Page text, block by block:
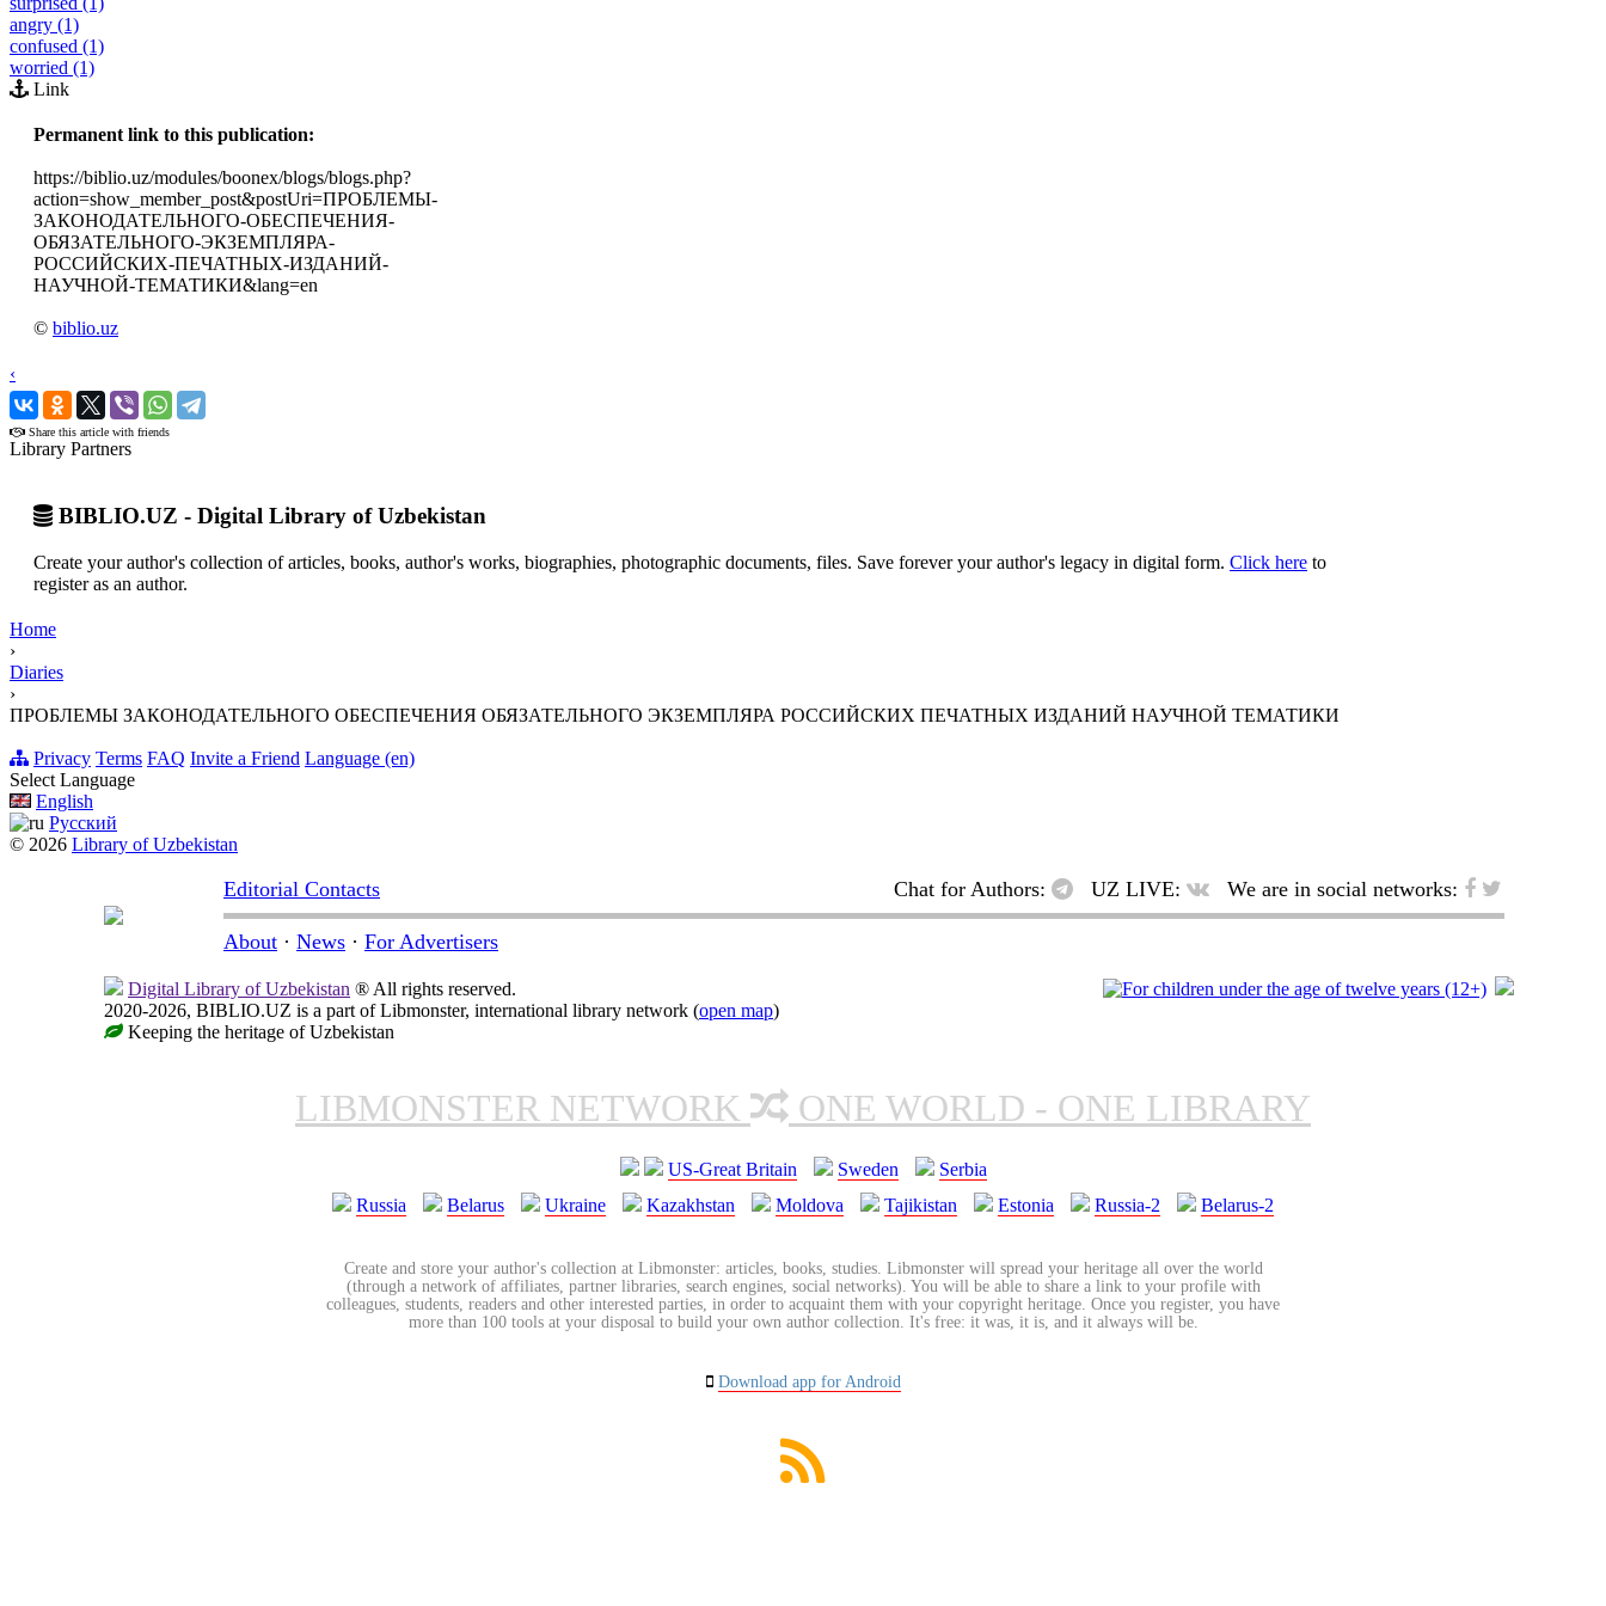
angry (1)
confused (1)
worried (1)
Link
Permanent link to this publication:
https://biblio.uz/modules/boonex/blogs/blogs.php?
action=show_member_post&postUri=ПРОБЛЕМЫ-
ЗАКОНОДАТЕЛЬНОГО-ОБЕСПЕЧЕНИЯ-
ОБЯЗАТЕЛЬНОГО-ЭКЗЕМПЛЯРА-
РОССИЙСКИХ-ПЕЧАТНЫХ-ИЗДАНИЙ-
НАУЧНОЙ-ТЕМАТИКИ&lang=en
© biblio.uz
‹
›
Share this article with friends
Library Partners
BIBLIO.UZ - Digital Library of Uzbekistan
Create your author's collection of articles, books, author's works, biographies, photographic documents, files. Save forever your author's legacy in digital form. Click here to
register as an author.
Home
›
Diaries
›
ПРОБЛЕМЫ ЗАКОНОДАТЕЛЬНОГО ОБЕСПЕЧЕНИЯ ОБЯЗАТЕЛЬНОГО ЭКЗЕМПЛЯРА РОССИЙСКИХ ПЕЧАТНЫХ ИЗДАНИЙ НАУЧНОЙ ТЕМАТИКИ
Privacy Terms FAQ Invite a Friend Language (en)
Select Language
English
Русский
© 2026 Library of Uzbekistan
Editorial Contacts Chat for Authors: UZ LIVE: We are in social networks:
About · News · For Advertisers
Digital Library of Uzbekistan ® All rights reserved.
2020-2026, BIBLIO.UZ is a part of Libmonster, international library network (open map)
Keeping the heritage of Uzbekistan
LIBMONSTER NETWORK ONE WORLD - ONE LIBRARY
US-Great Britain Sweden
Serbia
Russia
Belarus Ukraine Kazakhstan Moldova Tajikistan Estonia Russia-2 Belarus-2
Create and store your author's collection at Libmonster: articles, books, studies. Libmonster will spread your heritage all over the world
(through a network of affiliates, partner libraries, search engines, social networks). You will be able to share a link to your profile with
colleagues, students, readers and other interested parties, in order to acquaint them with your copyright heritage. Once you register, you have
more than 100 tools at your disposal to build your own author collection. It's free: it was, it is, and it always will be.
Download app for Android